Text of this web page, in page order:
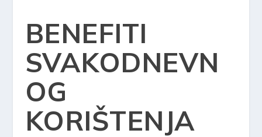
BENEFITI
SVAKODNEVN
OG
KORIŠTENJA